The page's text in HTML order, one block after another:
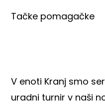
Tačke pomagačke
V enoti Kranj smo
uradni turnir v naši